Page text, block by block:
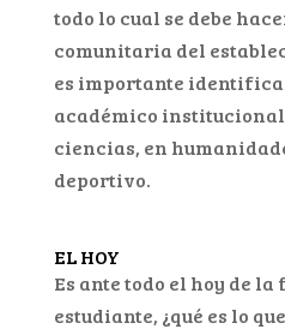
todo lo cual se debe
comunitaria del
es importante
académico
ciencias, en
deportivo.
EL HOY
Es ante todo el hoy de
estudiante, ¿qué es lo